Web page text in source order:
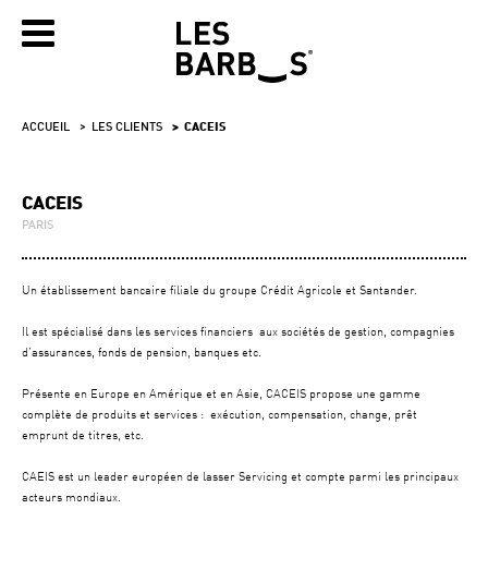
ACCUEIL LES CLIENTS CACEIS
CACEIS
PARIS
Un établissement bancaire filiale du groupe Crédit Agricole et Santander.
Il est spécialisé dans les services financiers aux sociétés de gestion, compagnies
d’assurances, fonds de pension, banques etc.
Présente en Europe en Amérique et en Asie, CACEIS propose une gamme
complète de produits et services : exécution, compensation, change, prêt
emprunt de titres, etc.
CAEIS est un leader européen de lasser Servicing et compte parmi les principaux
acteurs mondiaux.